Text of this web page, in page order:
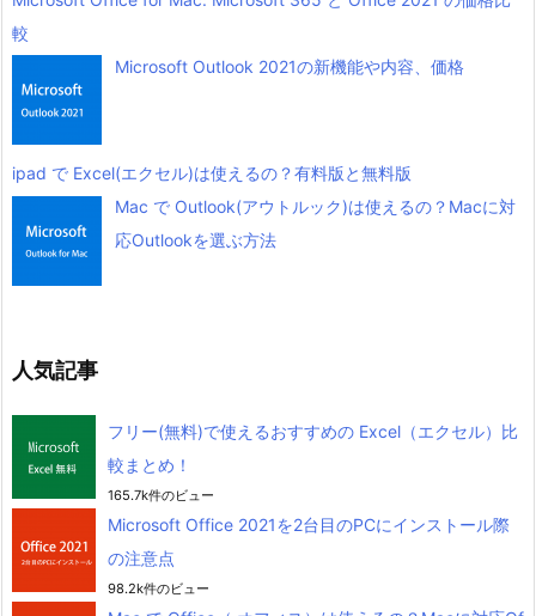
較
Microsoft Outlook 2021の新機能や内容、価格
ipad で Excel(エクセル)は使えるの？有料版と無料版
Mac で Outlook(アウトルック)は使えるの？Macに対
応Outlookを選ぶ方法
人気記事
フリー(無料)で使えるおすすめの Excel（エクセル）比
較まとめ！
165.7k件のビュー
Microsoft Office 2021を2台目のPCにインストール際
の注意点
98.2k件のビュー